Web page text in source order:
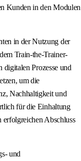
Kunden in den Modulen
in der Nutzung der
Train-the-Trainer-
digitalen Prozesse und
um die
Nachhaltigkeit und
für die Einhaltung
Abschluss
und